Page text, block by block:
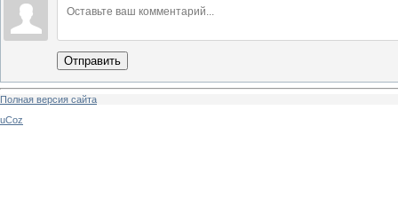
Отправить
Полная версия сайта
uCoz